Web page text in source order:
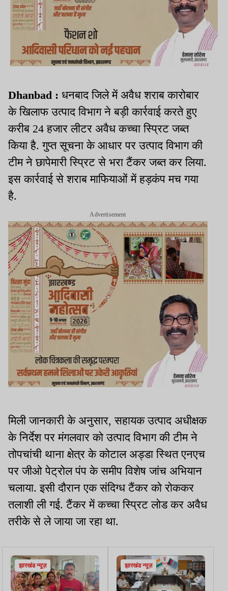
Dhanbad : धनबाद जिले में अवैध शराब कारोबार
के खिलाफ उत्पाद विभाग ने बड़ी कार्रवाई करते हुए
करीब 24 हजार लीटर अवैध कच्चा स्प्रिट जब्त
किया है. गुप्त सूचना के आधार पर उत्पाद विभाग की
टीम ने छापेमारी स्प्रिट से भरा टैंकर जब्त कर लिया.
इस कार्रवाई से शराब माफियाओं में हड़कंप मच गया
है.
Advertisement
मिली जानकारी के अनुसार, सहायक उत्पाद अधीक्षक
के निर्देश पर मंगलवार को उत्पाद विभाग की टीम ने
तोपचांची थाना क्षेत्र के कोटाल अड्डा स्थित एनएच
पर जीओ पेट्रोल पंप के समीप विशेष जांच अभियान
चलाया. इसी दौरान एक संदिग्ध टैंकर को रोककर
तलाशी ली गई. टैंकर में कच्चा स्प्रिट लोड कर अवैध
तरीके से ले जाया जा रहा था.
झारखंड न्यूज़ झारखंड न्यूज़